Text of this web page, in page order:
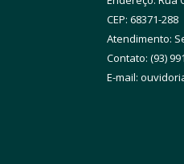
CEP: 68371-288
Atendimento:
Contato: (93)
E-mail: